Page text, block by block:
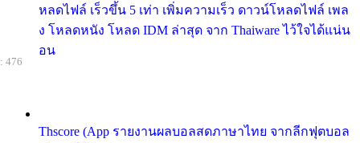
หลดไฟล์ เร็วขึ้น 5 เท่า เพิ่มความเร็ว ดาวน์โหลดไฟล์ เพล
ง โหลดหนัง โหลด IDM ล่าสุด จาก Thaiware ไว้ใจได้แน่น
อน
Thscore (App รายงานผลบอลสดภาษาไทย จากลีกฟุตบอล
476